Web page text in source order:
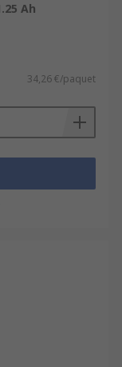
Ah
34,26 €/paquet